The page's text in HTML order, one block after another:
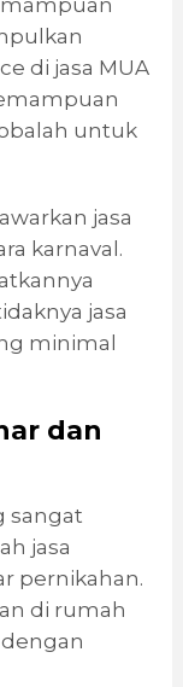
di jasa MUA
untuk
jasa
karnaval.
jasa
minimal
dan
sangat
jasa
pernikahan.
di rumah